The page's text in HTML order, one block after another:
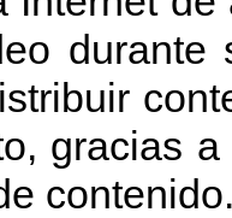
gracias